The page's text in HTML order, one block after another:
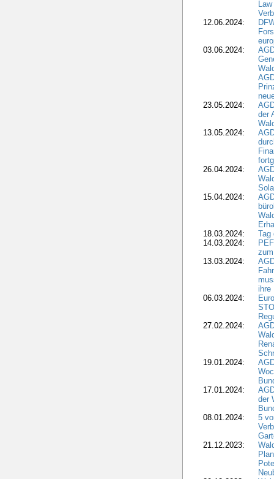
12.06.2024:
03.06.2024:
23.05.2024:
der
13.05.2024:
26.04.2024:
15.04.2024:
18.03.2024:
Tag
14.03.2024:
13.03.2024:
ihre
06.03.2024:
27.02.2024:
19.01.2024:
17.01.2024:
der
08.01.2024:
5
21.12.2023: